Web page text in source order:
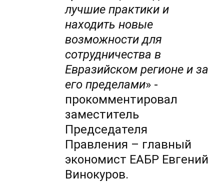
лучшие практики и
находить новые
возможности для
сотрудничества в
Евразийском регионе и за
его пределами» -
прокомментировал
заместитель
Председателя
Правления – главный
экономист ЕАБР Евгений
Винокуров.